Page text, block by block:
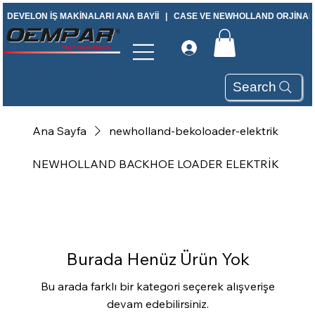
DEVELON İŞ MAKİNALARI ANA BAYİİ   |   CASE VE NEWHOLLAND
Search
Ana Sayfa newholland-bekoloader-elektrik
NEWHOLLAND BACKHOE LOADER ELEKTRİK
Burada Henüz Ürün Yok
Bu arada farklı bir kategori seçerek alışverişe
devam edebilirsiniz.